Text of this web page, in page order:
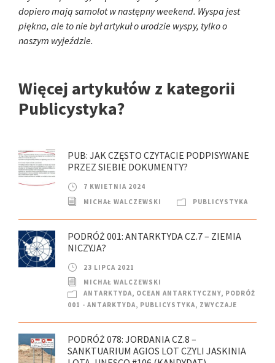
dopiero mają samolot w następny weekend. Wyspa jest
piękna, ale to nie był artykuł o urodzie wyspy, tylko o
naszym wyjeździe.
Więcej artykułów z kategorii
Publicystyka?
PUB: JAK CZĘSTO CZYTACIE PODPISYWANE
PRZEZ SIEBIE DOKUMENTY?
7 KWIETNIA 2024
MICHAŁ WALCZEWSKI
PUBLICYSTYKA
PODRÓŻ 001: ANTARKTYDA CZ.7 – ZIEMIA
NICZYJA?
23 LIPCA 2021
MICHAŁ WALCZEWSKI
ANTARKTYDA, OCEAN ANTARKTYCZNY, PODRÓŻ
001 - ANTARKTYDA, PUBLICYSTYKA, ZWYCZAJE
PODRÓŻ 078: JORDANIA CZ.8 –
SANKTUARIUM AGIOS LOT CZYLI JASKINIA